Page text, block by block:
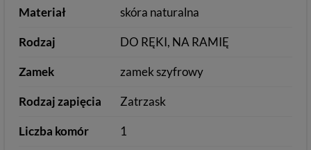
Materiał skóra naturalna
Rodzaj DO RĘKI, NA RAMIĘ
Zamek zamek szyfrowy
Rodzaj zapięcia Zatrzask
Liczba komór 1